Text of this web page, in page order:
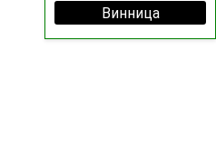
Винница